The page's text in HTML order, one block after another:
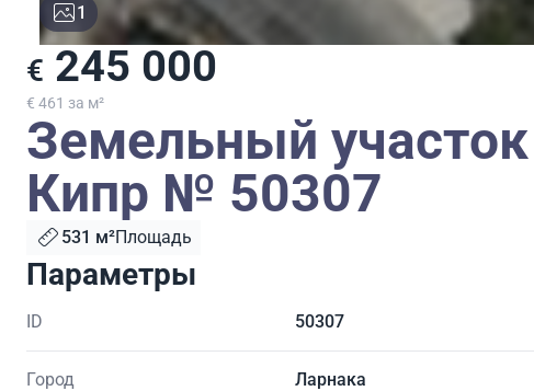
1
€ 245 000
€ 461 за м²
Земельный
Кипр № 50307
531 м²Площадь
Параметры
ID 50307
Город Ларнака